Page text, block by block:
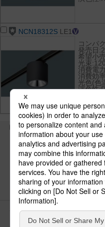
NCN18312S LE1
コンパ
発売日
希望小
光束
消費電
消費効
光色(色
演色性
全て
チェック
パナソニックの電
サイトのご利用にあたって ク
パナソニッ